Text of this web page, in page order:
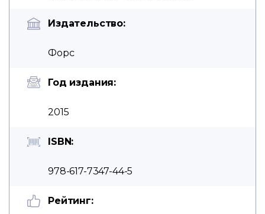
Издательство:
Форс
Год издания:
2015
ISBN:
978-617-7347-44-5
Рейтинг: